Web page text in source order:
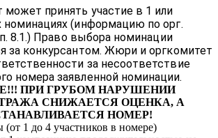
может принять участие в 1 или
номинациях (информацию по орг.
8.1.) Право выбора номинации
за конкурсантом. Жюри и оргкомитет
за несоответствие
номера заявленной номинации.
ПРИ ГРУБОМ НАРУШЕНИИ
СНИЖАЕТСЯ ОЦЕНКА, А
НОМЕР!
(от 1 до 4 участников в номере)